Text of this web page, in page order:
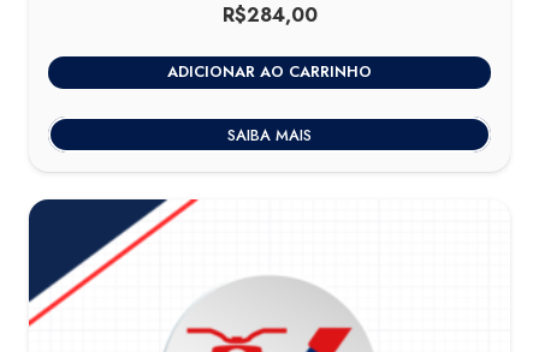
R$284,00
ADICIONAR AO CARRINHO
SAIBA MAIS